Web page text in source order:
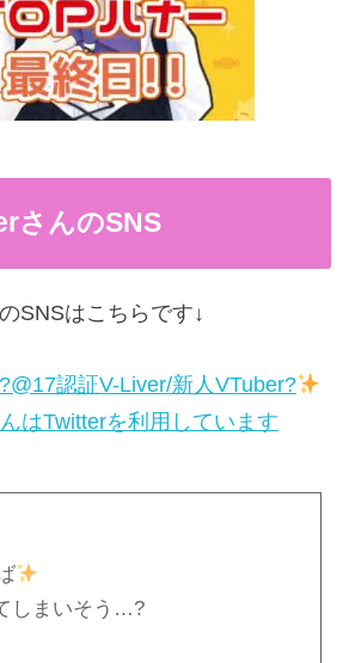
さんのSNS
SNSはこちらです↓
認証V-Liver/新人VTuber?
はTwitterを利用しています
しまいそう…?